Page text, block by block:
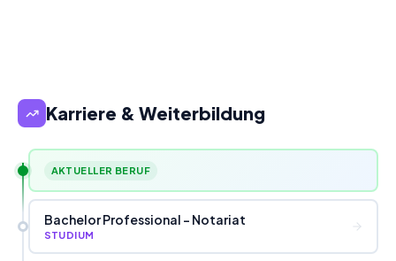
Karriere & Weiterbildung
AKTUELLER BERUF
Bachelor Professional - Notariat
STUDIUM